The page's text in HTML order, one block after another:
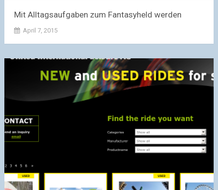
Mit Alltagsaufgaben zum Fantasyheld werden
April 7, 2015